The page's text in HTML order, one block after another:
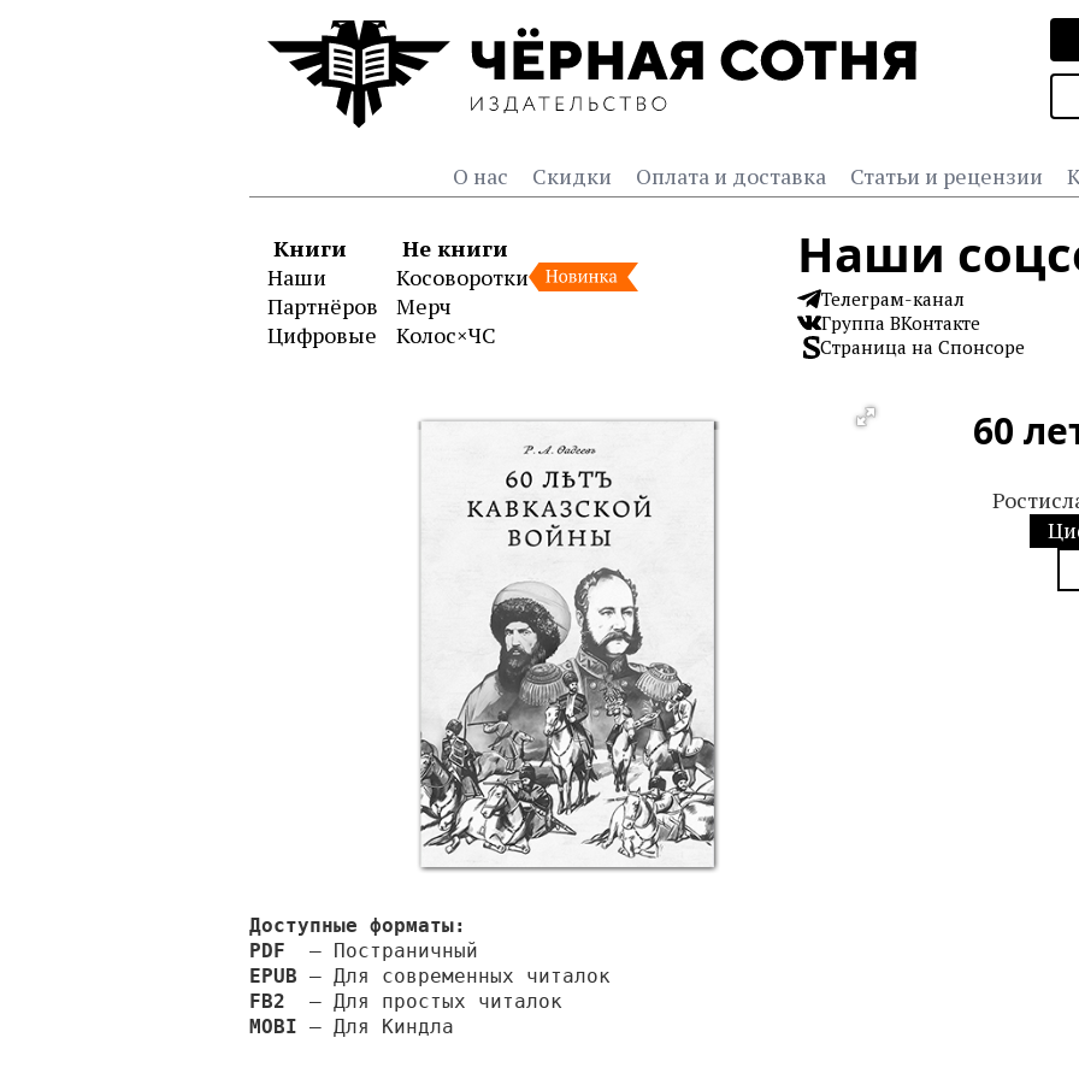
О нас Скидки Оплата и доставка Статьи и рецензии
Книги
Наши
Партнёров
Цифровые
Не книги
Косоворотки
Мерч
Колос×ЧС
Наши
Телеграм-канал
Группа ВКонтакте
Страница на Спонсоре
60
Доступные форматы:
PDF
EPUB
FB2
MOBI
— Постраничный
— Для современных читалок
— Для простых читалок
— Для Киндла